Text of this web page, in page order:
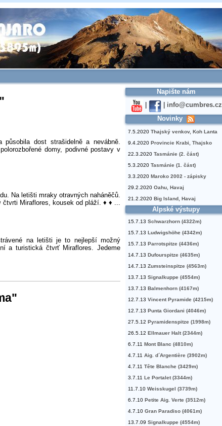
dost strašidelně a nevábně.
domy, podivné postavy v
Na letišti mraky otravných naháněčů.
Miraflores, kousek od pláží. ♦ ♦ ...
na letišti je to nejlepší možný
a turistická čtvrť Miraflores. Jedeme
Napište nám
info@cumbres.cz
Novinky
7.5.2020 Thajský venkov, Koh Lanta
9.4.2020 Provincie Krabi, Thajsko
22.3.2020 Tasmánie (2. část)
5.3.2020 Tasmánie (1. část)
3.3.2020 Maroko 2002 - zápisky
29.2.2020 Oahu, Havaj
21.2.2020 Big Island, Havaj
Alpské výstupy
15.7.13 Schwarzhorn (4322m)
15.7.13 Ludwigshöhe (4342m)
15.7.13 Parrotspitze (4436m)
14.7.13 Dufourspitze (4635m)
14.7.13 Zumsteinspitze (4563m)
13.7.13 Signalkuppe (4554m)
13.7.13 Balmenhorn (4167m)
12.7.13 Vincent Pyramide (4215m)
12.7.13 Punta Giordani (4046m)
27.5.12 Pyramidenspitze (1998m)
26.5.12 Ellmauer Halt (2344m)
6.7.11 Mont Blanc (4810m)
4.7.11 Aig. d´Argentière (3902m)
4.7.11 Tête Blanche (3429m)
3.7.11 Le Portalet (3344m)
11.7.10 Weisskugel (3739m)
6.7.10 Petite Aig. Verte (3512m)
4.7.10 Gran Paradiso (4061m)
13.7.09 Signalkuppe (4554m)